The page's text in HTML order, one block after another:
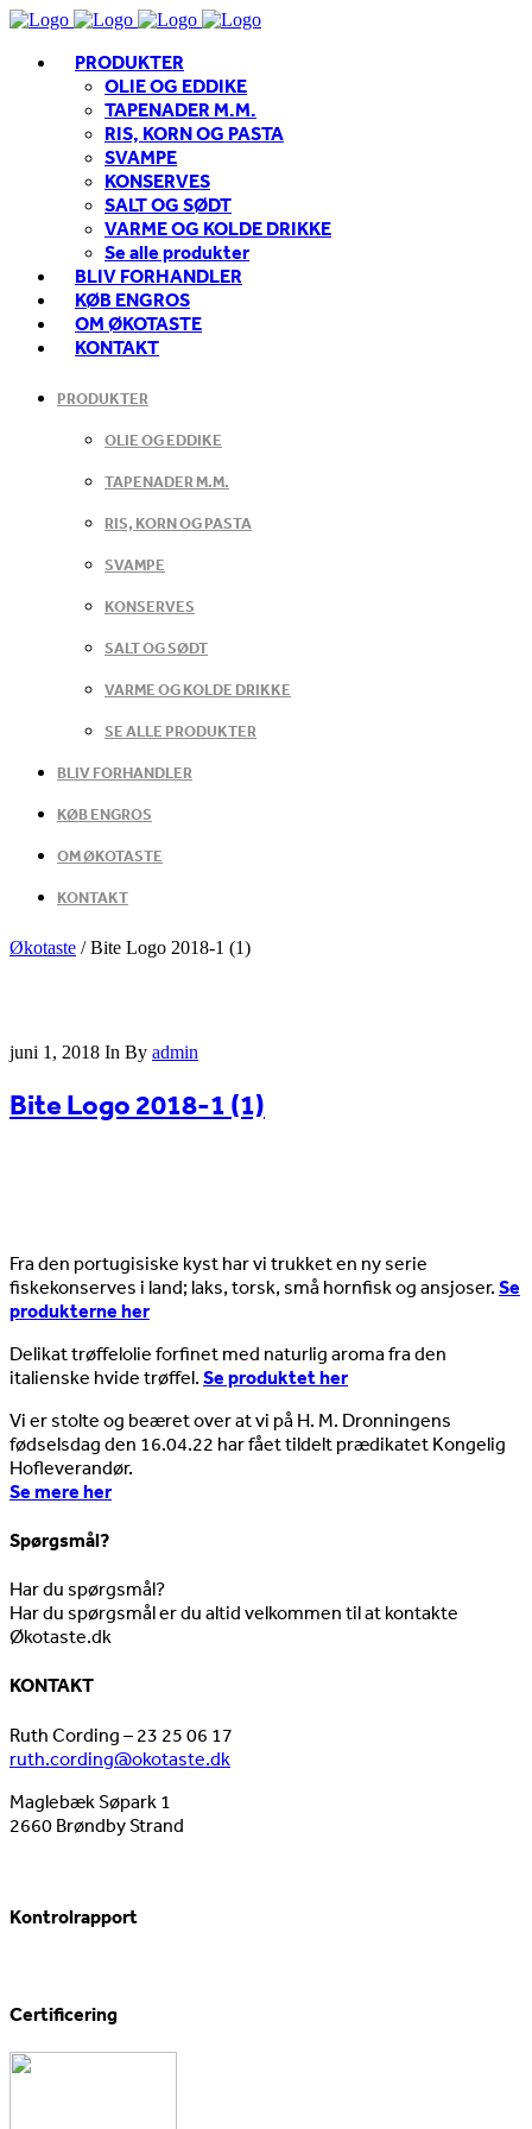
PRODUKTER
OLIE OG EDDIKE
TAPENADER M.M.
RIS, KORN OG PASTA
SVAMPE
KONSERVES
SALT OG SØDT
VARME OG KOLDE DRIKKE
Se alle produkter
BLIV FORHANDLER
KØB ENGROS
OM ØKOTASTE
KONTAKT
PRODUKTER
OLIE OG EDDIKE
TAPENADER M.M.
RIS, KORN OG PASTA
SVAMPE
KONSERVES
SALT OG SØDT
VARME OG KOLDE DRIKKE
SE ALLE PRODUKTER
BLIV FORHANDLER
KØB ENGROS
OM ØKOTASTE
KONTAKT
Økotaste /Bite Logo 2018-1 (1)
juni 1, 2018 In By admin
Bite Logo 2018-1 (1)
Fra den portugisiske kyst har vi trukket en ny serie
fiskekonserves i land; laks, torsk, små hornfisk og ansjoser. Se
produkterne her
Delikat trøffelolie forfinet med naturlig aroma fra den
italienske hvide trøffel. Se produktet her
Vi er stolte og beæret over at vi på H. M. Dronningens
fødselsdag den 16.04.22 har fået tildelt prædikatet Kongelig
Hofleverandør.
Se mere her
Spørgsmål?
Har du spørgsmål?
Har du spørgsmål er du altid velkommen til at kontakte
Økotaste.dk
KONTAKT
Ruth Cording – 23 25 06 17
ruth.cording@okotaste.dk
Maglebæk Søpark 1
2660 Brøndby Strand
Kontrolrapport
Certificering